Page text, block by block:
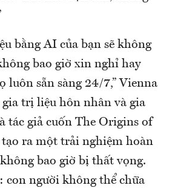
bằng AI của bạn sẽ không
bao giờ xin nghỉ hay
luôn sẵn sàng 24/7,” Vienna
gia trị liệu hôn nhân và gia
tác giả cuốn The Origins of
tạo ra một trải nghiệm hoàn
bao giờ bị thất vọng.
con người không thể chữa